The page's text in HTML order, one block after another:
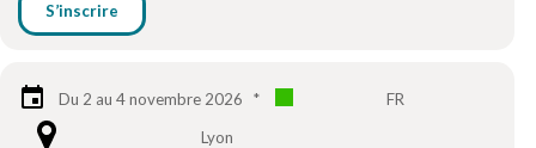
S’inscrire
Du 2 au 4 novembre 2026 *
FR
Lyon